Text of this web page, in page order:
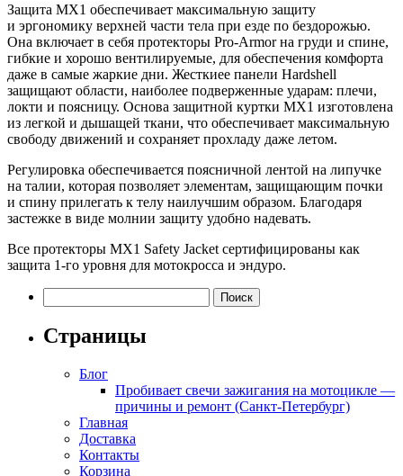
Защита MX1 обеспечивает максимальную защиту
и эргономику верхней части тела при езде по бездорожью.
Она включает в себя протекторы Pro-Armor на груди и спине,
гибкие и хорошо вентилируемые, для обеспечения комфорта
даже в самые жаркие дни. Жесткиее панели Hardshell
защищают области, наиболее подверженные ударам: плечи,
локти и поясницу. Основа защитной куртки MX1 изготовлена
​​из легкой и дышащей ткани, что обеспечивает максимальную
свободу движений и сохраняет прохладу даже летом.
Регулировка обеспечивается поясничной лентой на липучке
на талии, которая позволяет элементам, защищающим почки
и спину прилегать к телу наилучшим образом. Благодаря
застежке в виде молнии защиту удобно надевать.
Все протекторы MX1 Safety Jacket сертифицированы как
защита 1-го уровня для мотокросса и эндуро.
Страницы
Блог
Пробивает свечи зажигания на мотоцикле —
причины и ремонт (Санкт-Петербург)
Главная
Доставка
Контакты
Корзина